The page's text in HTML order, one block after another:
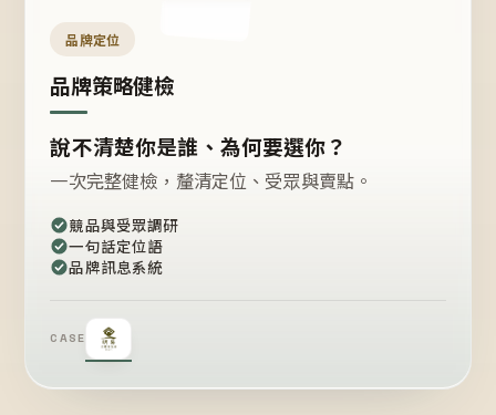
品牌定位
品牌策略健檢
說不清楚你是誰、為何要選你？
一次完整健檢，釐清定位、受眾與賣點。
競品與受眾調研
一句話定位語
品牌訊息系統
CASE